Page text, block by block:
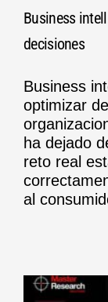
Business
decisiones
Business
optimizar
ha dejado
reto real
al